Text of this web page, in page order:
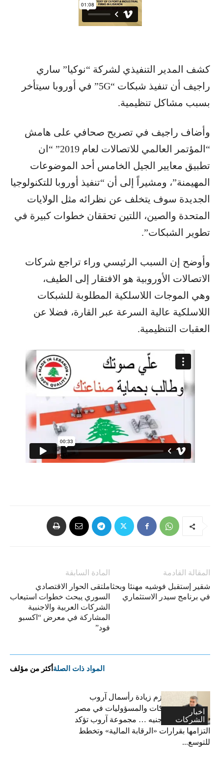
كشف المدير التنفيذي لشركة “نوكيا” ساري
راجيف أن تنفيذ شبكات “5G” في أوروبا سيتأخر
بسبب مشاكل تنظيمية.
وأضاف راجيف في تصريح صحافي على هامش
“المؤتمر العالمي للاتصالات لعام 2019” “ان
تطبيق معايير الجيل الخامس أحد الموضوعات
المهيمنة”، ومشيراً إلى أن “تنفيذ أوروبا للتكنولوجيا
الجديدة سوف يتخلف عن نظرائه مثل الولايات
المتحدة والصين، اللتين تحققان خطوات كبيرة في
تطوير الشبكات”.
وأوضح إن السبب الرئيسي وراء تراجع شركات
الاتصالات الأوروبية هو الافتقار إلى الطيف،
وهي الموجات اللاسلكية المطلوبة للشبكات
اللاسلكية عالية السرعة عبر القارة، فضلا عن
العقبات التنظيمية.
المادة السابقة
ملتقى الحوار الاقتصادي
السوري يبحث خطوات استيعاب
الشركات العربية والاجنبية
المشاركة في معرض “اكسبو
فود”
المقالة القادمة
شقير إستقبل فوشيه مهنئا وبحثا
في برنامج سيدر الاستثماري
المواد ذات الصلة أكثر من مؤلف
اخبار
الشركات
فاتح بكداش:نعتزم زيادة رأسمال آروب
لتأمينات الممتلكات والمسؤوليات في مصر
إلى 600 مليون جنيه … مجموعة آروب تؤكد
التزامها بقرارات «الرقابة المالية» وتخطط
للتوسع...